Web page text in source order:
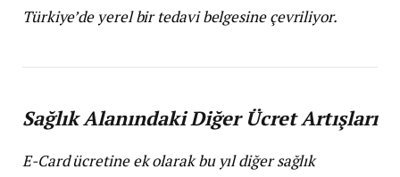
Türkiye’de yerel bir tedavi belgesine çevriliyor.
Sağlık Alanındaki Diğer Ücret Artışları
E-Card ücretine ek olarak bu yıl diğer sağlık